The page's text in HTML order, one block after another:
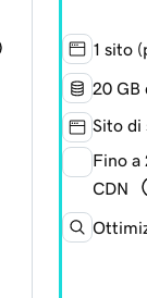
1 sito
20 GB
Sito di
Fino a
CDN